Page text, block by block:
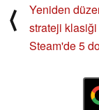
⟨
Yeniden
strateji
Steam'de 5